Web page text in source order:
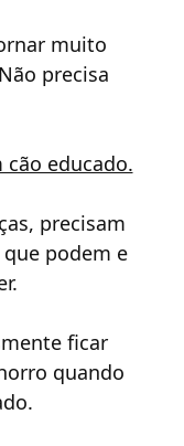
muito
precisa
cão educado.
precisam
podem e
ficar
quando